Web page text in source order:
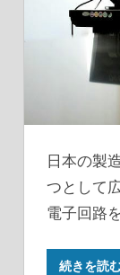
日本の製
つとして
電子回路
続きを読